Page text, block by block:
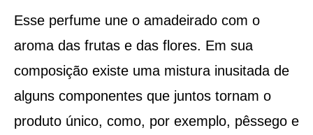
Esse perfume une o amadeirado com o
aroma das frutas e das flores. Em sua
composição existe uma mistura inusitada de
alguns componentes que juntos tornam o
produto único, como, por exemplo, pêssego e